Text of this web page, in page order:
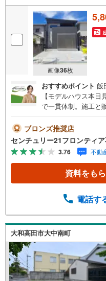
画像36枚
おすすめポイント 飯
【モデルハウス本
で一貫体制。施工と
ない家づくり。～自
諦めない住まい～■
施工から販売までグ
トを徹底カット。そ
した■「お金の理想
・家計の「見える
ます。 ・プロなら
大活用まで、家計を
しい家」と「安心で
えませんか？当日の
ブロンズ推奨店
センチュリー21フロンティ
3.76 不動
資料をも
電話す
大和高田市大中南町